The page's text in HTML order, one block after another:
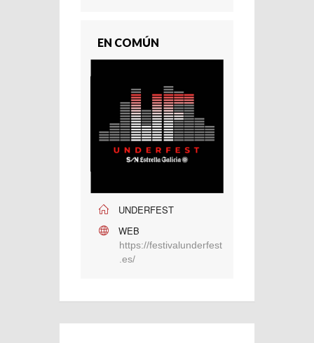
EN COMÚN
UNDERFEST
WEB
https://festivalunderfest
.es/